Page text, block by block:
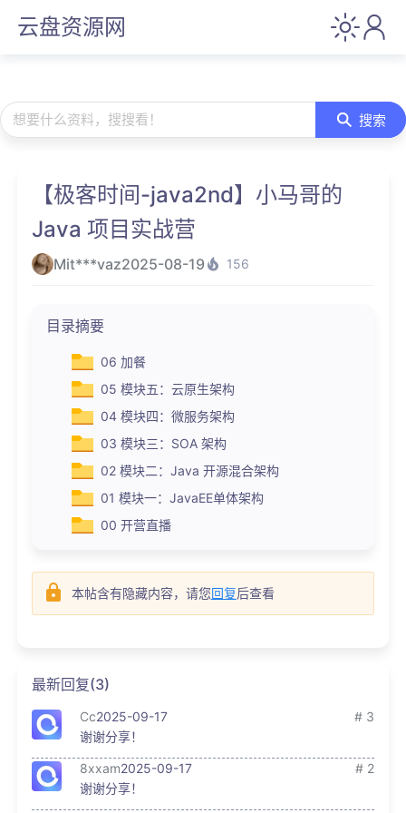
云盘资源网
想要什么资料，搜搜看！ 搜索
【极客时间-java2nd】小马哥的
Java 项目实战营
Mit***vaz2025-08-19 156
目录摘要
06 加餐
05 模块五：云原生架构
04 模块四：微服务架构
03 模块三：SOA 架构
02 模块二：Java 开源混合架构
01 模块一：JavaEE单体架构
00 开营直播
本帖含有隐藏内容，请您回复后查看
最新回复(3)
Cc2025-09-17
# 3
谢谢分享！
8xxam2025-09-17
# 2
谢谢分享！